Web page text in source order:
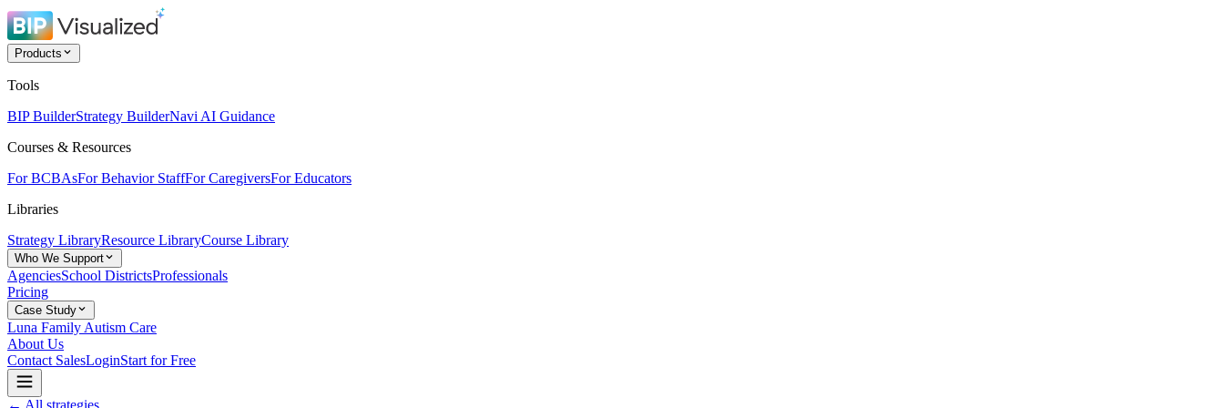
Products
Tools
BIP BuilderStrategy BuilderNavi AI Guidance
Courses & Resources
For BCBAsFor Behavior StaffFor CaregiversFor Educators
Libraries
Strategy LibraryResource LibraryCourse Library
Who We Support
AgenciesSchool DistrictsProfessionals
Pricing
Case Study
Luna Family Autism Care
About Us
Contact SalesLoginStart for Free
← All strategies